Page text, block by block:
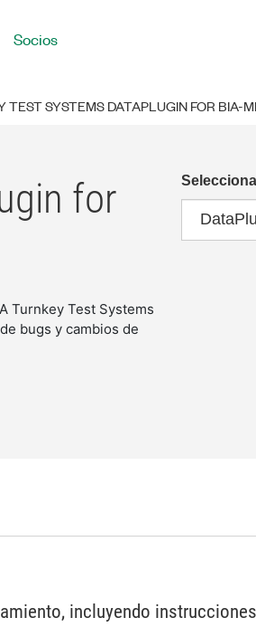
Socios
TEST SYSTEMS DATAPLUGIN FOR BIA-
for
Turnkey Test Systems
bugs y cambios de
incluyendo